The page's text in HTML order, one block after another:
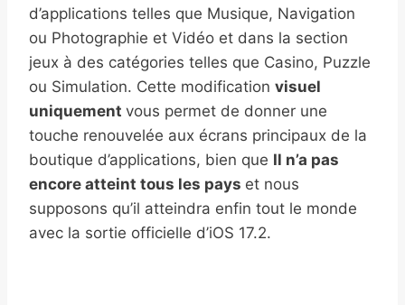
d’applications telles que Musique, Navigation
ou Photographie et Vidéo et dans la section
jeux à des catégories telles que Casino, Puzzle
ou Simulation. Cette modification visuel
uniquement vous permet de donner une
touche renouvelée aux écrans principaux de la
boutique d’applications, bien que Il n’a pas
encore atteint tous les pays et nous
supposons qu’il atteindra enfin tout le monde
avec la sortie officielle d’iOS 17.2.